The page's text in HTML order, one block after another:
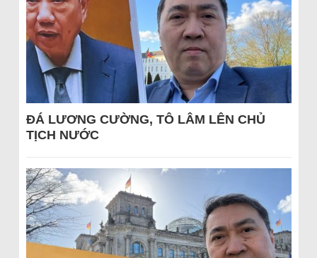
ĐÁ LƯƠNG CƯỜNG, TÔ LÂM LÊN CHỦ
TỊCH NƯỚC